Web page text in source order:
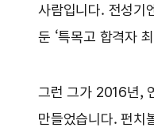
사람입니다. 전성
둔 ‘특목고 합격자
그런 그가 2016년,
만들었습니다. 펀치